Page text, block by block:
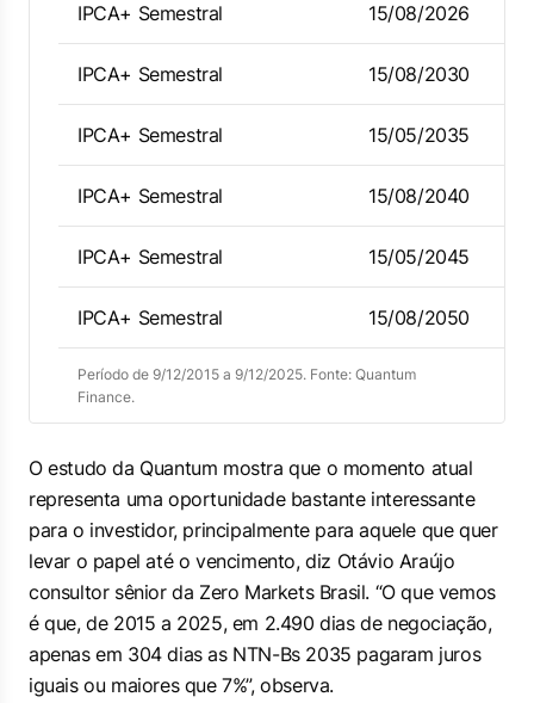
IPCA+ Semestral 15/08/2026
IPCA+ Semestral 15/08/2030
IPCA+ Semestral 15/05/2035
IPCA+ Semestral 15/08/2040
IPCA+ Semestral 15/05/2045
IPCA+ Semestral 15/08/2050
Período de 9/12/2015 a 9/12/2025. Fonte: Quantum
Finance.
O estudo da Quantum mostra que o momento atual
representa uma oportunidade bastante interessante
para o investidor, principalmente para aquele que quer
levar o papel até o vencimento, diz Otávio Araújo
consultor sênior da Zero Markets Brasil. “O que vemos
é que, de 2015 a 2025, em 2.490 dias de negociação,
apenas em 304 dias as NTN-Bs 2035 pagaram juros
iguais ou maiores que 7%”, observa.